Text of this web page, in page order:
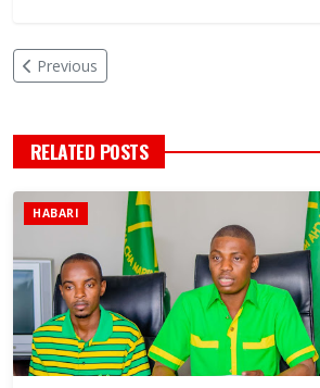
Previous
RELATED POSTS
HABARI